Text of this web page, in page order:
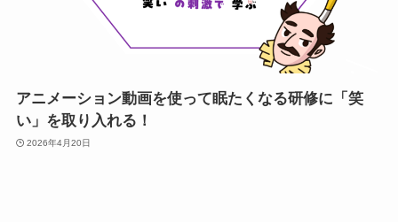
アニメーション動画を使って眠たくなる研修に「笑
い」を取り入れる！
2026年4月20日